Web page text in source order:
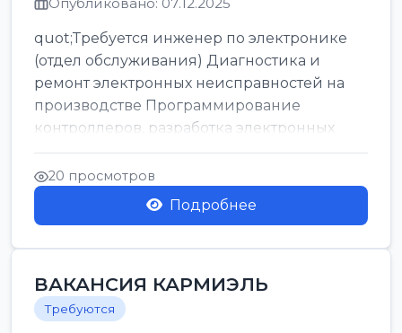
quot;Требуется инженер по электронике
(отдел обслуживания) Диагностика и
ремонт электронных неисправностей на
производстве Программирование
контроллеров, разработка электронных
решений Ответственность...
20 просмотров
Подробнее
ВАКАНСИЯ КАРМИЭЛЬ
Требуются